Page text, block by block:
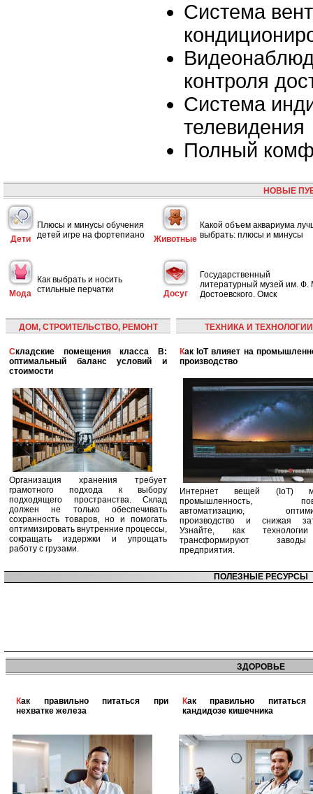
Система
контроля
Система
телевидения
Полный
НОВЫЕ
Дети
Плюсы и минусы обучения
детей игре на фортепиано
Животные
Какой объем аквариума
выбрать: плюсы и минусы
Мода
Как выбрать и носить
стильные перчатки
Досуг
Государственный
литературный музей им. Ф.
Достоевского. Омск
ДОМ, СТРОИТЕЛЬСТВО, РЕМОНТ
Складские помещения класса B:
оптимальный баланс условий и
стоимости
Организация хранения требует
грамотного подхода к выбору
подходящего пространства. Склад
должен не только обеспечивать
сохранность товаров, но и помогать
оптимизировать внутренние процессы,
сокращать издержки и упрощать
работу с грузами.
ТЕХНИКА И ТЕХНОЛОГИИ
Как IoT влияет на промышленность и
производство
Интернет вещей (IoT)
промышленность,
автоматизацию,
производство и снижая
Узнайте, как
трансформируют
предприятия.
ПОЛЕЗНЫЕ РЕСУРСЫ
ЗДОРОВЬЕ
Как правильно питаться при
нехватке железа
Как правильно питаться при
кандидозе кишечника